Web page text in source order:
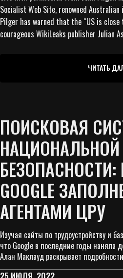
Socialist Web Site, renowned
Pilger has warned that the “US is
courageous WikiLeaks publisher Julian
ЧИТАТЬ
ПОИСКОВАЯ
НАЦИОНАЛЬНОЙ
GOOGLE
АГЕНТАМИ ЦРУ
Изучая сайты по трудоустройству и
что Google в последние годы наняла
Алан Маклауд раскрывает